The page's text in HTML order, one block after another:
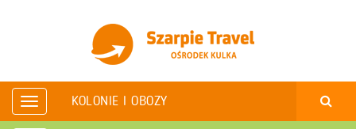
Rozwiń
nawigację
KOLONIE I OBOZY